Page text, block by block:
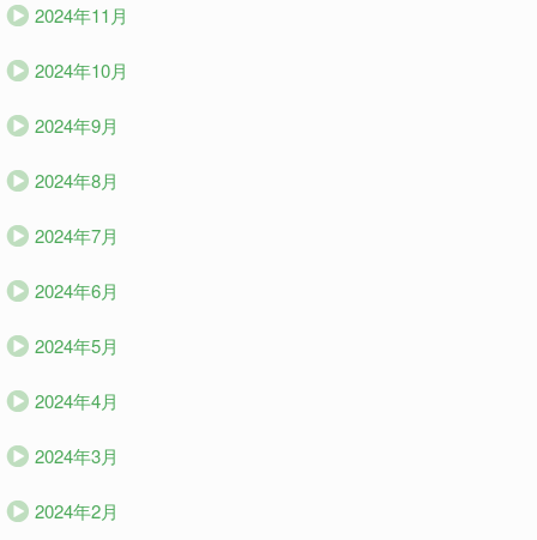
2024年11月
2024年10月
2024年9月
2024年8月
2024年7月
2024年6月
2024年5月
2024年4月
2024年3月
2024年2月